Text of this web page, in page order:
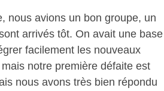
nous avions un bon groupe, un
arrivés tôt. On avait une base
facilement les nouveaux
notre première défaite est
nous avons très bien répondu